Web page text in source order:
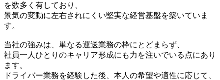
を数多く有しており、
景気の変動に左右されにくい堅実な経営基盤を築いていま
す。
当社の強みは、単なる運送業務の枠にとどまらず、
社員一人ひとりのキャリア形成にも力を注いでいる点にあり
ます。
ドライバー業務を経験した後、本人の希望や適性に応じて、